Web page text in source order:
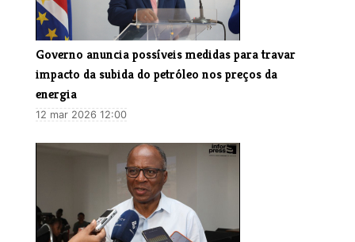
​Governo anuncia possíveis medidas para travar
impacto da subida do petróleo nos preços da
energia
12 mar 2026 12:00